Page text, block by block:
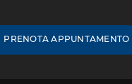
PRENOTA APPUNTAMENTO